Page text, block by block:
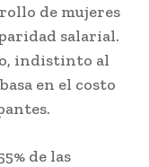
de mujeres
salarial.
indistinto al
en el costo
de las